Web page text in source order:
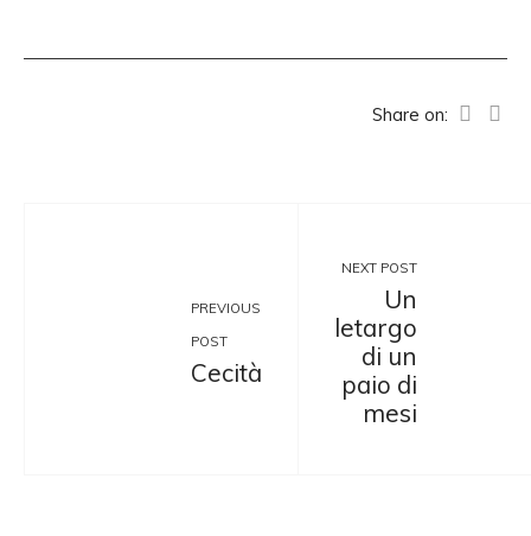
Share on:
PREVIOUS
POST
Cecità
NEXT POST
Un
letargo
di un
paio di
mesi